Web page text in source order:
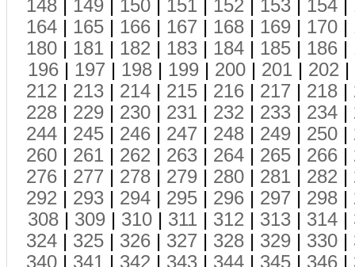
148 | 149 | 150 | 151 | 152 | 153 | 154 |
164 | 165 | 166 | 167 | 168 | 169 | 170 |
180 | 181 | 182 | 183 | 184 | 185 | 186 |
196 | 197 | 198 | 199 | 200 | 201 | 202 |
212 | 213 | 214 | 215 | 216 | 217 | 218 |
228 | 229 | 230 | 231 | 232 | 233 | 234 |
244 | 245 | 246 | 247 | 248 | 249 | 250 |
260 | 261 | 262 | 263 | 264 | 265 | 266 |
276 | 277 | 278 | 279 | 280 | 281 | 282 |
292 | 293 | 294 | 295 | 296 | 297 | 298 |
308 | 309 | 310 | 311 | 312 | 313 | 314 |
324 | 325 | 326 | 327 | 328 | 329 | 330 |
340 | 341 | 342 | 343 | 344 | 345 | 346 |